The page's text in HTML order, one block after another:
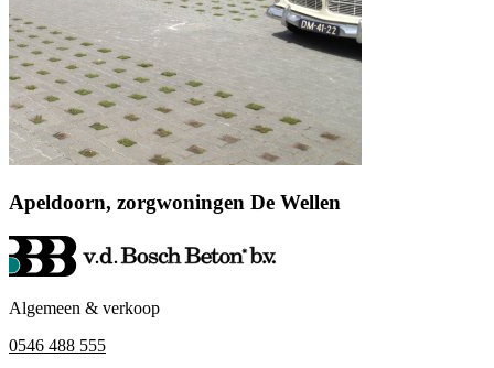
Apeldoorn, zorgwoningen De Wellen
Algemeen & verkoop
0546 488 555